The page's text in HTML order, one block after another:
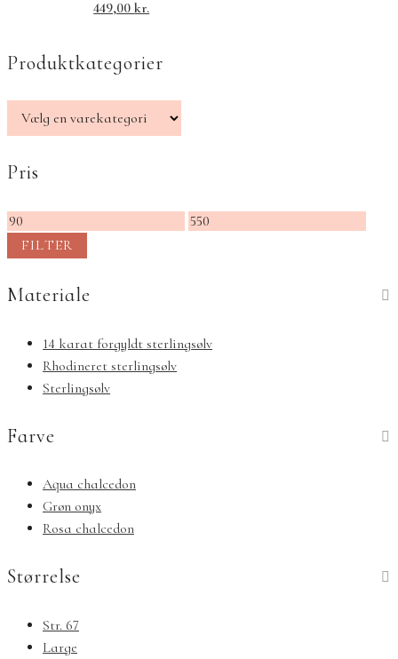
449,00kr.
Produktkategorier
Pris
Mindste
pris
Højeste
FILTER
Materiale
14 karat forgyldt sterlingsølv
Rhodineret sterlingsølv
Sterlingsølv
Farve
Aqua chalcedon
Grøn onyx
Rosa chalcedon
Størrelse
Str. 67
Large